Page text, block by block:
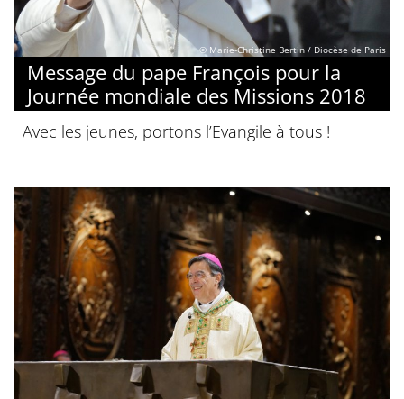
© Marie-Christine Bertin / Diocèse de Paris
Message du pape François pour la
Journée mondiale des Missions 2018
Avec les jeunes, portons l’Evangile à tous !